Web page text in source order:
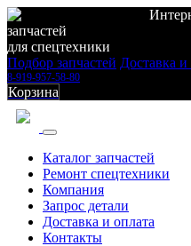
запчастей
для спецтехники
Подбор запчастей Доставка и
8-919-957-58-80
Корзина
Каталог запчастей
Ремонт спецтехники
Компания
Запрос детали
Доставка и оплата
Контакты